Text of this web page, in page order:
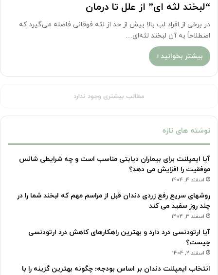
“لبخند لثه ای” از علل تا درمان
در برخی از افراد لب بالا بیش از حد از لثه فوقانی فاصله می‌گیرد که
اصطلاحاً به آن لبخند لثه‌ای…
بیشتر بخوانید »
مطالب بیشتری وجود ندارد
نوشته های تازه
آیا ایمپلنت برای بیماران دیابتی مناسب است و چه شرایطی شانس
موفقیت را افزایش می دهد؟
اسفند 4, 1404
روشهای سریع رفع زردی دندان قبل از مراسم مهم که لبخند شما را در
چند روز سفید می کند
اسفند 3, 1404
آیا ارتودنسی درد دارد و بهترین راهکارهای کاهش درد ارتودنسی
چیست؟
اسفند 2, 1404
انتخاب ایمپلنت دندان بر اساس بودجه؛ چگونه بهترین گزینه را با